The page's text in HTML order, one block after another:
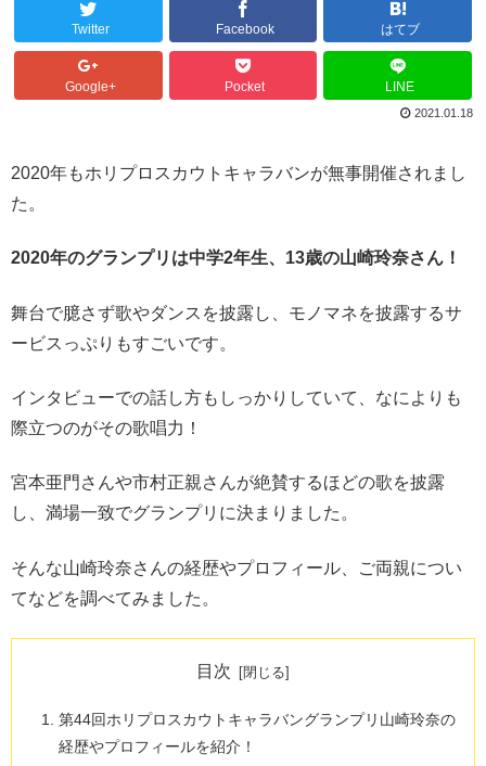
Twitter Facebook はてブ
Google+ Pocket LINE
2021.01.18
2020年もホリプロスカウトキャラバンが無事開催されまし
た。
2020年のグランプリは中学2年生、13歳の山崎玲奈さん！
舞台で臆さず歌やダンスを披露し、モノマネを披露するサ
ービスっぷりもすごいです。
インタビューでの話し方もしっかりしていて、なによりも
際立つのがその歌唱力！
宮本亜門さんや市村正親さんが絶賛するほどの歌を披露
し、満場一致でグランプリに決まりました。
そんな山崎玲奈さんの経歴やプロフィール、ご両親につい
てなどを調べてみました。
目次
第44回ホリプロスカウトキャラバングランプリ山崎玲奈の
経歴やプロフィールを紹介！